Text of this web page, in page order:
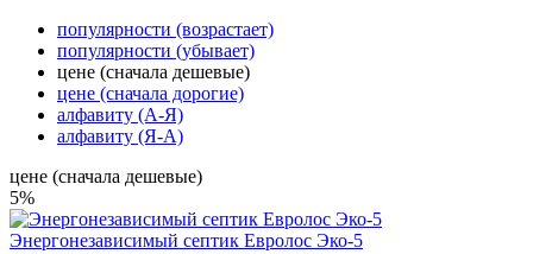
популярности (возрастает)
популярности (убывает)
цене (сначала дешевые)
цене (сначала дорогие)
алфавиту (А-Я)
алфавиту (Я-А)
цене (сначала дешевые)
5%
Энергонезависимый септик Евролос Эко-5